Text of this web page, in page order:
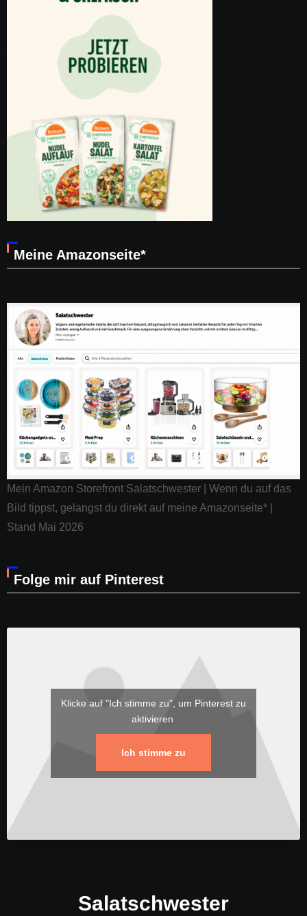
Meine Amazonseite*
Mein Amazon Storefront Salatschwester | Wenn du auf das
Bild tippst, gelangst du direkt auf meine Amazonseite* |
Stand Mai 2026
Folge mir auf Pinterest
Klicke auf "Ich stimme zu", um Pinterest zu
aktivieren
Ich stimme zu
Salatschwester